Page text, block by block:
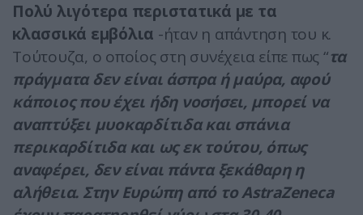
Πολύ λιγότερα περιστατικά με τα
κλασσικά εμβόλια -ήταν η απάντηση του κ.
Τούτουζα, ο οποίος στη συνέχεια είπε πως “τα
πράγματα δεν είναι άσπρα ή μαύρα, αφού
κάποιος που έχει ήδη νοσήσει, μπορεί να
αναπτύξει μυοκαρδίτιδα και σπάνια
περικαρδίτιδα και ως εκ τούτου, όπως
αναφέρει, δεν είναι πάντα ξεκάθαρη η
αλήθεια. Στην Ευρώπη από το AstraZeneca